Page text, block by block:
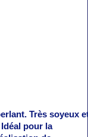
Très soyeux
pour la